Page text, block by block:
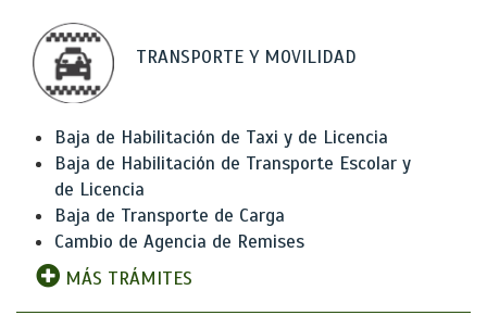
TRANSPORTE Y MOVILIDAD
Baja de Habilitación de Taxi y de Licencia
Baja de Habilitación de Transporte Escolar y
de Licencia
Baja de Transporte de Carga
Cambio de Agencia de Remises
MÁS TRÁMITES